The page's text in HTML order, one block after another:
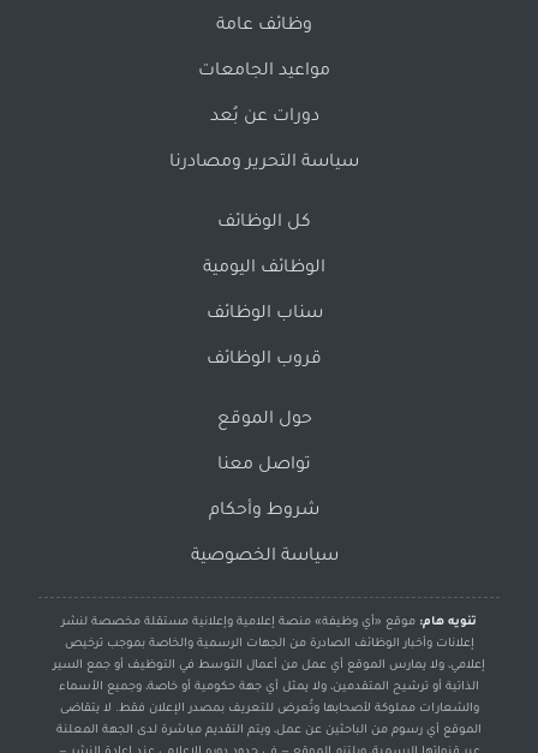
وظائف عامة
مواعيد الجامعات
دورات عن بُعد
سياسة التحرير ومصادرنا
كل الوظائف
الوظائف اليومية
سناب الوظائف
قروب الوظائف
حول الموقع
تواصل معنا
شروط وأحكام
سياسة الخصوصية
تنويه هام: موقع «أي وظيفة» منصة إعلامية وإعلانية مستقلة مخصصة لنشر
إعلانات وأخبار الوظائف الصادرة من الجهات الرسمية والخاصة بموجب ترخيص
إعلامي، ولا يمارس الموقع أي عمل من أعمال التوسط في التوظيف أو جمع السير
الذاتية أو ترشيح المتقدمين، ولا يمثل أي جهة حكومية أو خاصة، وجميع الأسماء
والشعارات مملوكة لأصحابها وتُعرض للتعريف بمصدر الإعلان فقط. لا يتقاضى
الموقع أي رسوم من الباحثين عن عمل، ويتم التقديم مباشرة لدى الجهة المعلنة